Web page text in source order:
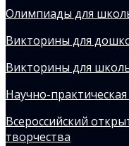
Олимпиады для
Викторины для
Викторины для
Научно-
Всероссийский
творчества